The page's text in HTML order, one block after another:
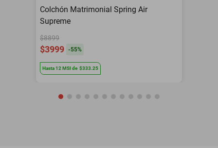
Colchón Matrimonial Spring Air
Supreme
$8899
$3999 -55%
Hasta12 MSIde $333.25